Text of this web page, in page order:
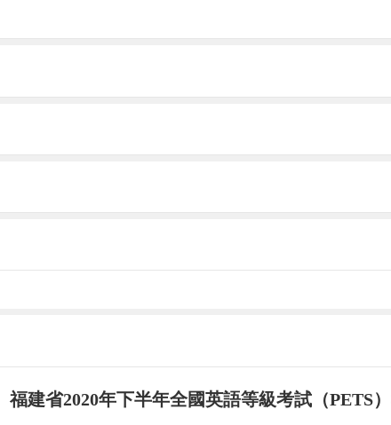
福建省2020年下半年全國英語等級考試（PETS